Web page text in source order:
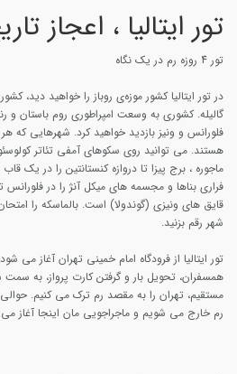
تور ایتالیا ، اعجاز
تور 4 روزه رم در یک نگاه
در تور ایتالیا کشور موزه‌ی روباز را خواهید دید،
گالیله. کشوری به وسعت امپراطوری روم باستان و
فلورانس و ونیز بازدید خواهید کرد. شهرهایی که
هستند. می توانید روی سکوهای آمفی تئاتر
ماجوره ، برج پیزا تا دروازه کنستانتین را در یک
فراری بناها و مجسمه های میکل آنژ را در فلورانس
قایق های ونیزی (گوندولا) است. بالماسکه را
شهر رقم بزنید.
تور ایتالیا از فرودگاه امام خمینی تهران آغاز می
همسفران، تحویل بار و گرفتن کارت پرواز، به سمت
مستقیم، تهران را به مقصد رم ترک می کنیم. حوالی
رم خارج می شویم و ماجراجویی مان اینجا آغاز